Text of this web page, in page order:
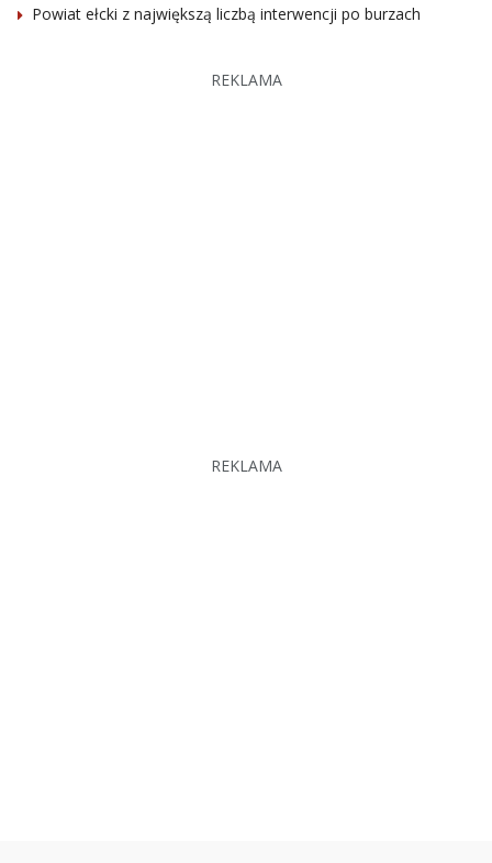
Powiat ełcki z największą liczbą interwencji po burzach
REKLAMA
REKLAMA